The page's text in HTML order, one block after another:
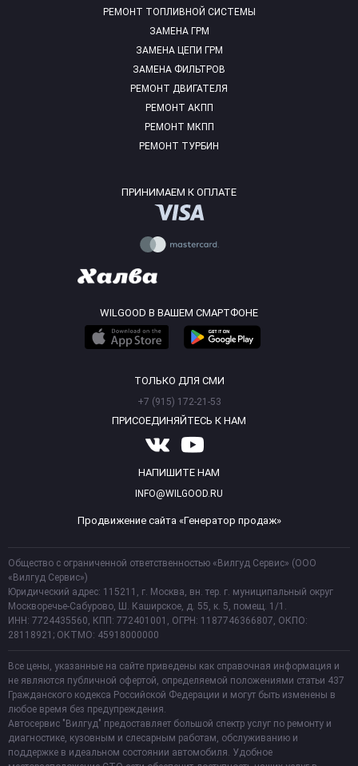
РЕМОНТ ТОПЛИВНОЙ СИСТЕМЫ
ЗАМЕНА ГРМ
ЗАМЕНА ЦЕПИ ГРМ
ЗАМЕНА ФИЛЬТРОВ
РЕМОНТ ДВИГАТЕЛЯ
РЕМОНТ АКПП
РЕМОНТ МКПП
РЕМОНТ ТУРБИН
ПРИНИМАЕМ К ОПЛАТЕ
WILGOOD В ВАШЕМ СМАРТФОНЕ
ТОЛЬКО ДЛЯ СМИ
+7 (915) 172-21-53
ПРИСОЕДИНЯЙТЕСЬ К НАМ
НАПИШИТЕ НАМ
INFO@WILGOOD.RU
Продвижение сайта «Генератор продаж»
Общество с ограниченной ответственностью «Вилгуд Сервис» (ООО
«Вилгуд Сервис»)
Юридический адрес: 115211, г. Москва, вн. тер. г. муниципальный округ
Москворечье-Сабурово, Ш. Каширское, д. 55, к. 5, помещ. 1/1.
ИНН: 7724435560, КПП: 772401001, ОГРН: 1187746366807, ОКПО:
28118921; ОКТМО: 45918000000
Все цены, указанные на сайте приведены как справочная информация и
не являются публичной офертой, определяемой положениями статьи 437
Гражданского кодекса Российской Федерации и могут быть изменены в
любое время без предупреждения.
Автосервис "Вилгуд" предоставляет большой спектр услуг по ремонту и
диагностике, кузовным и слесарным работам, обслуживанию и
поддержке в идеальном состоянии автомобиля. Удобное